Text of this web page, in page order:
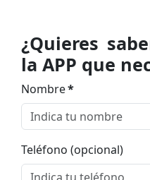
¿Quieres
la APP que
Nombre*
Teléfono (opcional)